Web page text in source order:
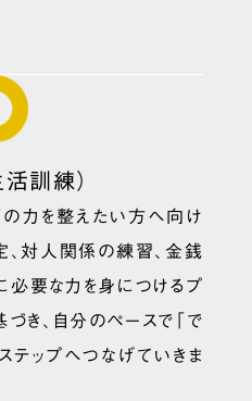
訓練）
力を整えたい方へ向け
、対人関係の練習、金銭
必要な力を身につけるプ
き、自分のペースで「で
テップへつなげていきま